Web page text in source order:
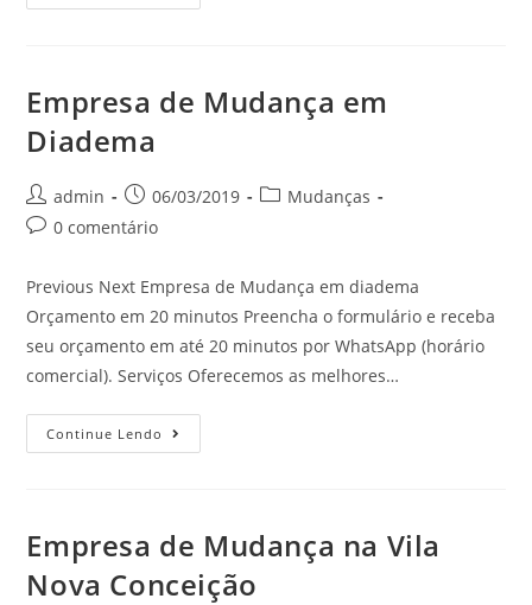
Empresa de Mudança em
Diadema
admin 06/03/2019
Mudanças
0 comentário
Previous Next Empresa de Mudança em diadema
Orçamento em 20 minutos Preencha o formulário e receba
seu orçamento em até 20 minutos por WhatsApp (horário
comercial). Serviços Oferecemos as melhores…
Continue Lendo
Empresa de Mudança na Vila
Nova Conceição